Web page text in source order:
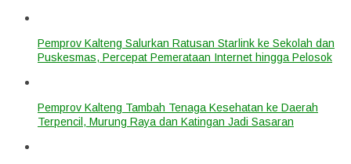
Pemprov Kalteng Salurkan Ratusan Starlink ke Sekolah dan
Puskesmas, Percepat Pemerataan Internet hingga Pelosok
Pemprov Kalteng Tambah Tenaga Kesehatan ke Daerah
Terpencil, Murung Raya dan Katingan Jadi Sasaran